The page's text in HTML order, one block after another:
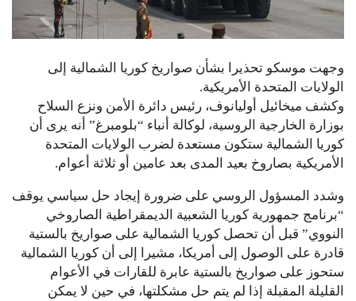
وجهت موسكو تحذيرا بشأن صواريخ كوريا الشمالية إلى
الولايات المتحدة الأمريكية.
وكشف ميخائيل أوليانوف، رئيس دائرة الأمن ونزع السلاح
بوزارة الخارجية الروسية، لوكالة أنباء “بلومبرغ” أنه يرى أن
كوريا الشمالية ستكون مستعدة لضرب الولايات المتحدة
الأمريكية بصاروخ بعيد المدى بعد عامين أو ثلاثة أعوام.
وشدد المسؤول الروسي على ضرورة إيجاد حل سياسي يوقف
“برنامج جمهورية كوريا الشعبية الديمقراطية الصاروخي
النووي” قبل أن تحصل كوريا الشمالية على صواريخ بالستية
قادرة على الوصول إلى أمريكا، مشيرا إلى أن كوريا الشمالية
ستحوز على صواريخ بالستية عابرة للقارات في الأعوام
القليلة المقبلة إذا لم يتم حل مشكلتها، في حين لا يمكن